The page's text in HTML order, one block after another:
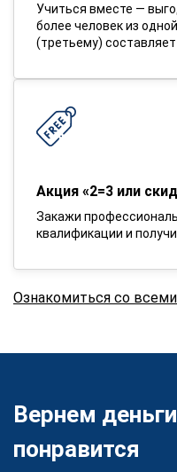
Учиться вместе —
более человек из
(третьему) составляет
Акция «2=3 или
Закажи
квалификации и
Ознакомиться со
Вернем
понравится